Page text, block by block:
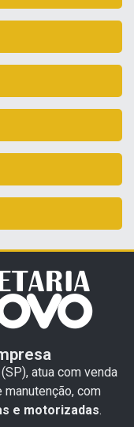
atua com venda
com
e motorizadas.